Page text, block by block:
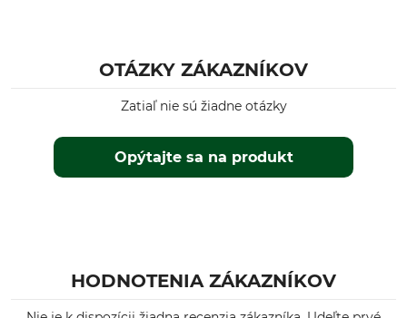
OTÁZKY ZÁKAZNÍKOV
Opýtajte sa na produkt
Zatiaľ nie sú žiadne otázky
HODNOTENIA ZÁKAZNÍKOV